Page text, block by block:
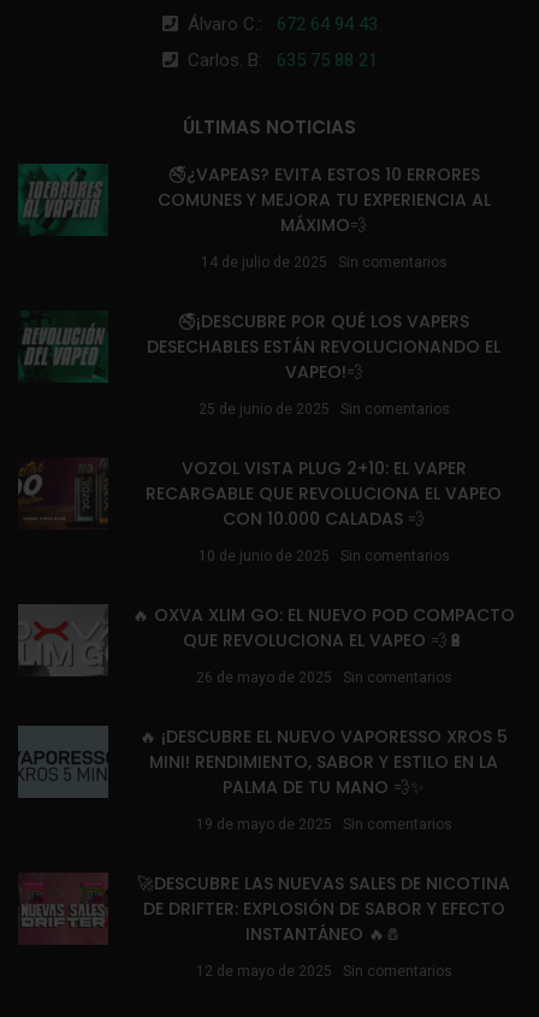
Álvaro C.: 672 64 94 43
Carlos. B: 635 75 88 21
ÚLTIMAS NOTICIAS
🚭¿VAPEAS? EVITA ESTOS 10 ERRORES
COMUNES Y MEJORA TU EXPERIENCIA AL
MÁXIMO💨
14 de julio de 2025 Sin comentarios
🚭¡DESCUBRE POR QUÉ LOS VAPERS
DESECHABLES ESTÁN REVOLUCIONANDO EL
VAPEO!💨
25 de junio de 2025 Sin comentarios
VOZOL VISTA PLUG 2+10: EL VAPER
RECARGABLE QUE REVOLUCIONA EL VAPEO
CON 10.000 CALADAS 💨
10 de junio de 2025 Sin comentarios
🔥 OXVA XLIM GO: EL NUEVO POD COMPACTO
QUE REVOLUCIONA EL VAPEO 💨🔋
26 de mayo de 2025 Sin comentarios
🔥 ¡DESCUBRE EL NUEVO VAPORESSO XROS 5
MINI! RENDIMIENTO, SABOR Y ESTILO EN LA
PALMA DE TU MANO 💨✨
19 de mayo de 2025 Sin comentarios
🚀DESCUBRE LAS NUEVAS SALES DE NICOTINA
DE DRIFTER: EXPLOSIÓN DE SABOR Y EFECTO
INSTANTÁNEO 🔥🧂
12 de mayo de 2025 Sin comentarios